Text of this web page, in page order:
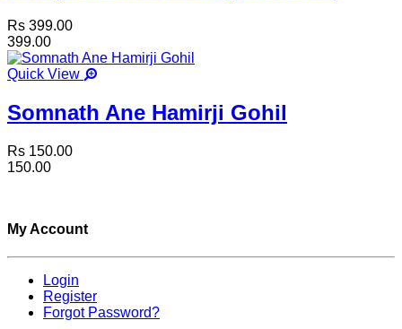
Rs 399.00
399.00
Quick View
Somnath Ane Hamirji Gohil
Rs 150.00
150.00
My Account
Login
Register
Forgot Password?